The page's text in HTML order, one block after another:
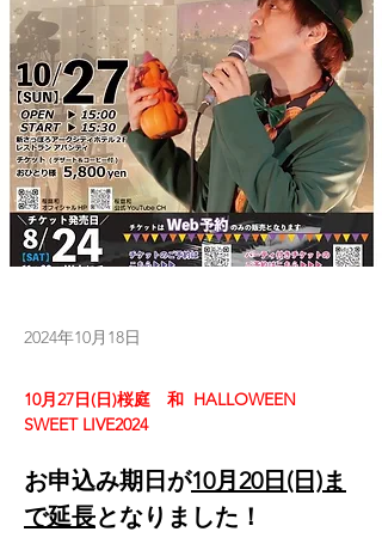
2024年10月18日
10月27日(日)桜庭　和  HALLOWEEN
SWEET LIVE2024
お申込み期日が10月20日(日)ま
で延長となりました！